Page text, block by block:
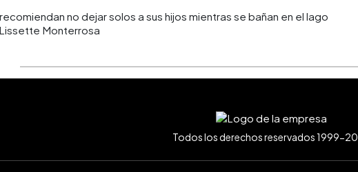
no dejar solos a sus hijos mientras se bañan en el lago
Monterrosa
Todos los derechos reservados 1999-